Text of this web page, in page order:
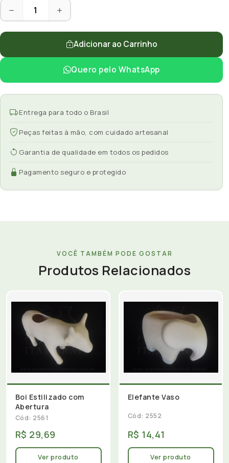
Adicionar ao Carrinho
Quero pelo WhatsApp
Entrega para todo o Brasil
Peças feitas à mão, com cuidado artesanal
Garantia de qualidade em todos os pedidos
Pagamento seguro e protegido
VOCÊ TAMBÉM PODE GOSTAR
Produtos Relacionados
Boi Estilizado com
Abertura
Cód: 2561
R$ 29,69
Ver produto
Elefante Vaso
Cód: 2552
R$ 14,41
Ver produto